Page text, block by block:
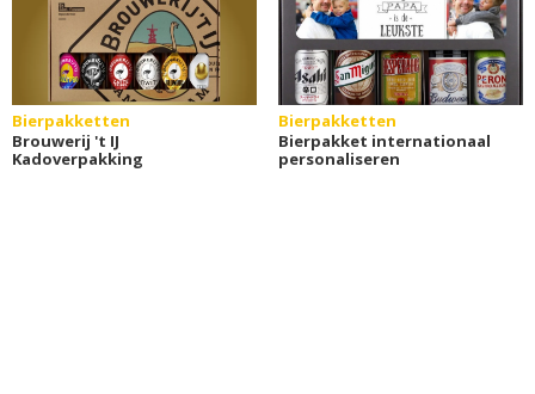
Bierpakketten
Brouwerij 't IJ
Kadoverpakking
Bierpakketten
Bierpakket internationaal
personaliseren